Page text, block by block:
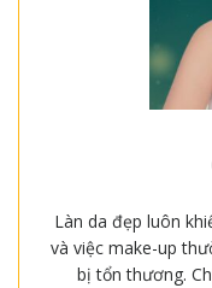
Làn da đẹp luôn
và việc make-up
bị tổn thương.